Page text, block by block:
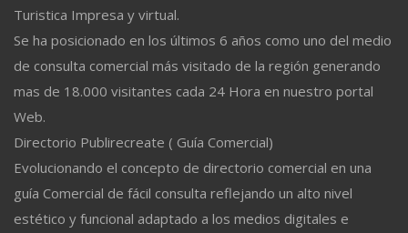
Turistica Impresa y virtual.
Se ha posicionado en los últimos 6 años como uno del medio
de consulta comercial más visitado de la región generando
mas de 18.000 visitantes cada 24 Hora en nuestro portal
Web.
Directorio Publirecreate ( Guía Comercial)
Evolucionando el concepto de directorio comercial en una
guía Comercial de fácil consulta reflejando un alto nivel
estético y funcional adaptado a los medios digitales e